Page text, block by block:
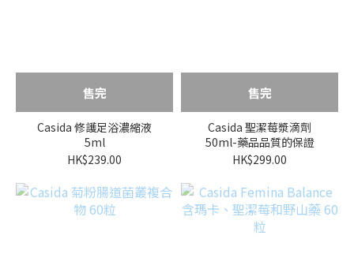
售完
Casida 修護足浴濃縮液
5ml
HK$239.00
售完
Casida 聖潔莓漿滴劑
50ml-藥品品質的保證
HK$299.00